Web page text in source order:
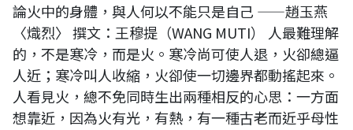
論火中的身體，與人何以不能只是自己 ——趙玉燕
〈熾烈〉 撰文：王穆提（WANG MUTI） 人最難理解
的，不是寒冷，而是火。寒冷尚可使人退，火卻總逼
人近；寒冷叫人收縮，火卻使一切邊界都動搖起來。
人看見火，總不免同時生出兩種相反的心思：一方面
想靠近，因為火有光，有熱，有一種古老而近乎母性